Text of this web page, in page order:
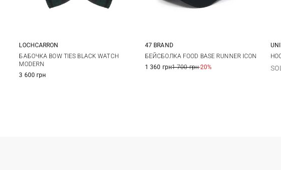
One size
LOCHCARRON
БАБОЧКА BOW TIES BLACK WATCH
MODERN
3 600 грн
One size
47 BRAND
БЕЙСБОЛКА FOOD BASE RUNNER ICON
1 360 грн1 700 грн-20%